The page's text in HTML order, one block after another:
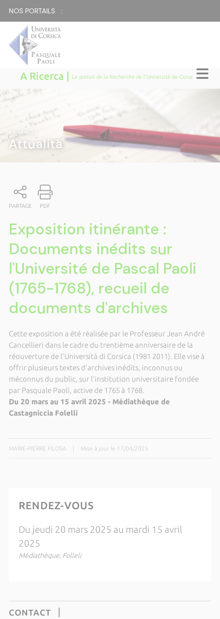
NOS PORTAILS :
A Ricerca | Le portail de la Recherche de l'Université de Corse
A RICERCA
Attualità
PARTAGE PDF
Exposition itinérante :
Documents inédits sur
l'Université de Pascal Paoli
(1765-1768), recueil de
documents d'archives
Cette exposition a été réalisée par le Professeur Jean André
Cancellieri dans le cadre du trentième anniversaire de la
réouverture de l'Università di Corsica (1981 2011). Elle vise à
offrir plusieurs textes d'archives inédits, inconnus ou
méconnus du public, sur l'institution universitaire fondée
par Pasquale Paoli, active de 1765 à 1768.
Du 20 mars au 15 avril 2025 - Médiathèque de
Castagniccia Folelli
MARIE-PIERRE FILOSA Mise à jour le 17/04/2025
RENDEZ-VOUS
Du jeudi 20 mars 2025 au mardi 15 avril
2025
Médiathèque, Folleli
CONTACT